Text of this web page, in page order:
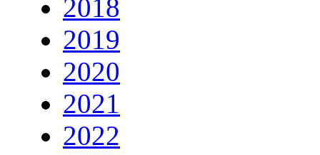
2018
2019
2020
2021
2022